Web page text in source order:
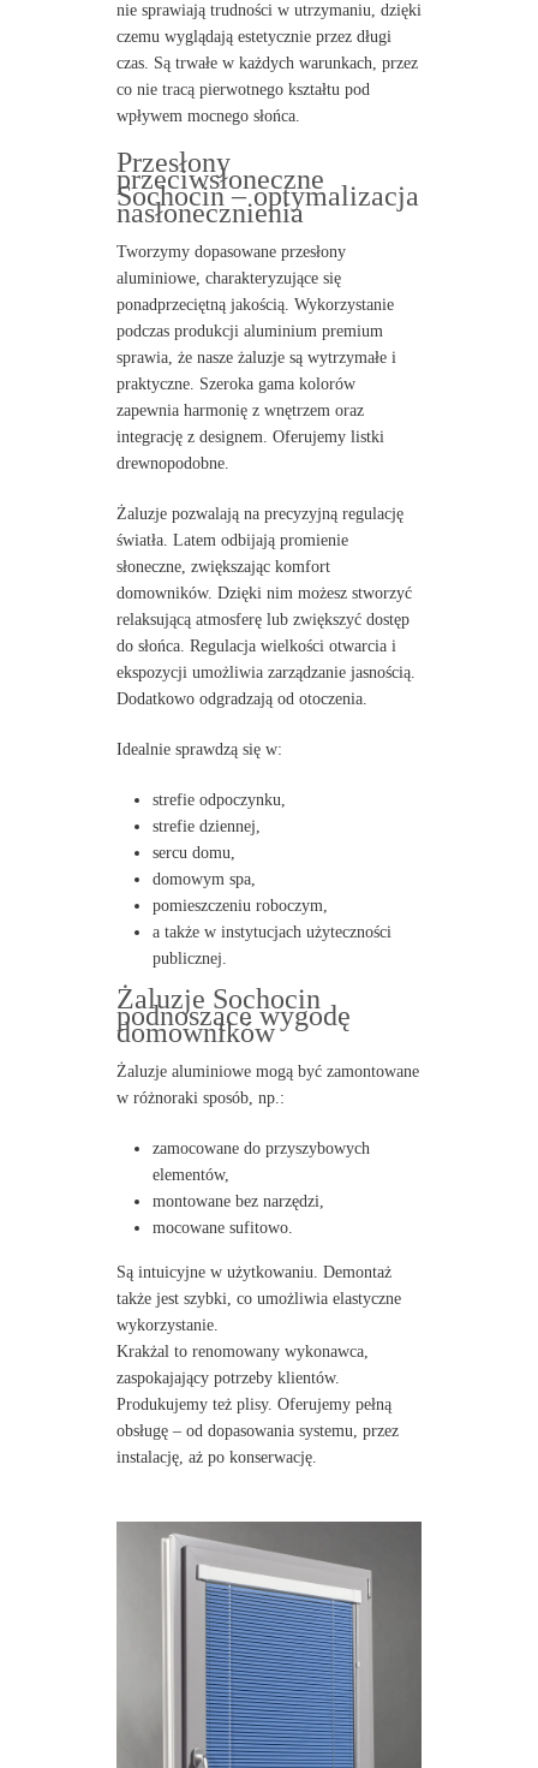
nie sprawiają trudności w utrzymaniu, dzięki
czemu wyglądają estetycznie przez długi
czas. Są trwałe w każdych warunkach, przez
co nie tracą pierwotnego kształtu pod
wpływem mocnego słońca.
Przesłony
przeciwsłoneczne
Sochocin – optymalizacja
nasłonecznienia
Tworzymy dopasowane przesłony
aluminiowe, charakteryzujące się
ponadprzeciętną jakością. Wykorzystanie
podczas produkcji aluminium premium
sprawia, że nasze żaluzje są wytrzymałe i
praktyczne. Szeroka gama kolorów
zapewnia harmonię z wnętrzem oraz
integrację z designem. Oferujemy listki
drewnopodobne.
Żaluzje pozwalają na precyzyjną regulację
światła. Latem odbijają promienie
słoneczne, zwiększając komfort
domowników. Dzięki nim możesz stworzyć
relaksującą atmosferę lub zwiększyć dostęp
do słońca. Regulacja wielkości otwarcia i
ekspozycji umożliwia zarządzanie jasnością.
Dodatkowo odgradzają od otoczenia.
Idealnie sprawdzą się w:
strefie odpoczynku,
strefie dziennej,
sercu domu,
domowym spa,
pomieszczeniu roboczym,
a także w instytucjach użyteczności
publicznej.
Żaluzje Sochocin
podnoszące wygodę
domowników
Żaluzje aluminiowe mogą być zamontowane
w różnoraki sposób, np.:
zamocowane do przyszybowych
elementów,
montowane bez narzędzi,
mocowane sufitowo.
Są intuicyjne w użytkowaniu. Demontaż
także jest szybki, co umożliwia elastyczne
wykorzystanie.
Krakżal to renomowany wykonawca,
zaspokajający potrzeby klientów.
Produkujemy też plisy. Oferujemy pełną
obsługę – od dopasowania systemu, przez
instalację, aż po konserwację.